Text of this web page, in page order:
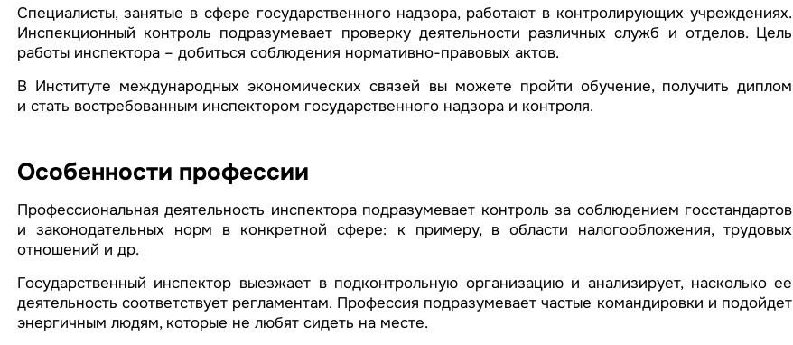
Специалисты, занятые в сфере государственного надзора, работают в контролирующих учреждениях.
Инспекционный контроль подразумевает проверку деятельности различных служб и отделов. Цель
работы инспектора – добиться соблюдения нормативно-правовых актов.
В Институте международных экономических связей вы можете пройти обучение, получить диплом
и стать востребованным инспектором государственного надзора и контроля.
Особенности профессии
Профессиональная деятельность инспектора подразумевает контроль за соблюдением госстандартов
и законодательных норм в конкретной сфере: к примеру, в области налогообложения, трудовых
отношений и др.
Государственный инспектор выезжает в подконтрольную организацию и анализирует, насколько ее
деятельность соответствует регламентам. Профессия подразумевает частые командировки и подойдет
энергичным людям, которые не любят сидеть на месте.